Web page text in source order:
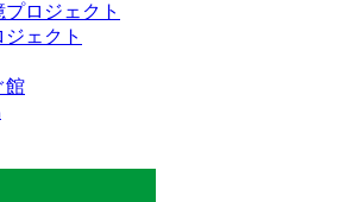
ロジェクト
ェクト
館